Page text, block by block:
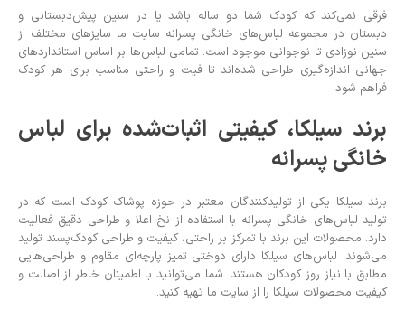
فرقی نمی‌کند که کودک شما دو ساله باشد یا در سنین پیش‌دبستانی و
دبستان در مجموعه لباس‌های خانگی پسرانه سایت ما سایزهای مختلف از
سنین نوزادی تا نوجوانی موجود است. تمامی لباس‌ها بر اساس استانداردهای
جهانی اندازه‌گیری طراحی شده‌اند تا فیت و راحتی مناسب برای هر کودک
فراهم شود.
برند سیلکا، کیفیتی اثبات‌شده برای لباس
خانگی پسرانه
برند سیلکا یکی از تولیدکنندگان معتبر در حوزه پوشاک کودک است که در
تولید لباس‌های خانگی پسرانه با استفاده از نخ اعلا و طراحی دقیق فعالیت
دارد. محصولات این برند با تمرکز بر راحتی، کیفیت و طراحی کودک‌پسند تولید
می‌شوند. لباس‌های سیلکا دارای دوختی تمیز پارچه‌ای مقاوم و طراحی‌هایی
مطابق با نیاز روز کودکان هستند. شما می‌توانید با اطمینان خاطر از اصالت و
کیفیت محصولات سیلکا را از سایت ما تهیه کنید.